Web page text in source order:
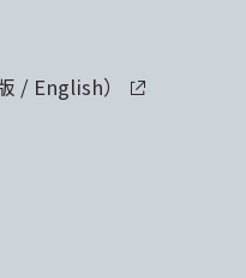
/ English）